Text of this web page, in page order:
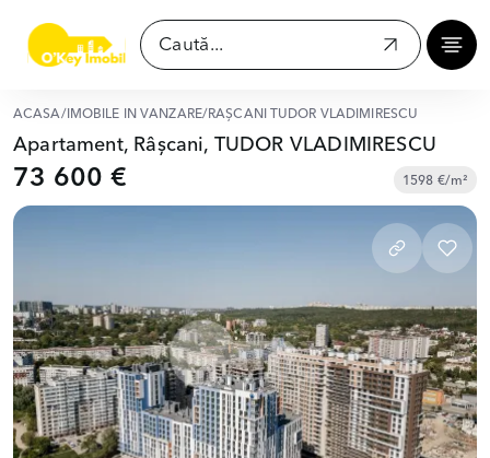
ACASĂ/ IMOBILE ÎN VÂNZARE/ RÂȘCANI TUDOR VLADIMIRESCU
Apartament, Râșcani, TUDOR VLADIMIRESCU
73 600 € 1598 €/m²